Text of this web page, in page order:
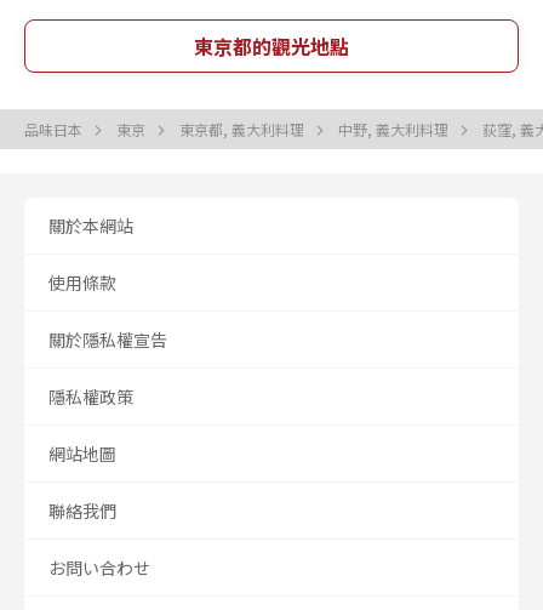
東京都的觀光地點
品味日本 東京 東京都, 義大利料理 中野, 義大利料理 荻窪, 義
關於本網站
使用條款
關於隱私權宣告
隱私權政策
網站地圖
聯絡我們
お問い合わせ